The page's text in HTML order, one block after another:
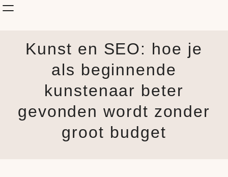
Onderwerp
KunstStijl
Albums
Blog
How it is made
Kunst en SEO: hoe je
als beginnende
kunstenaar beter
gevonden wordt zonder
groot budget